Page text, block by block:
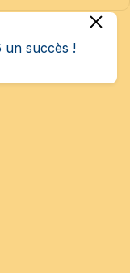
un succès !